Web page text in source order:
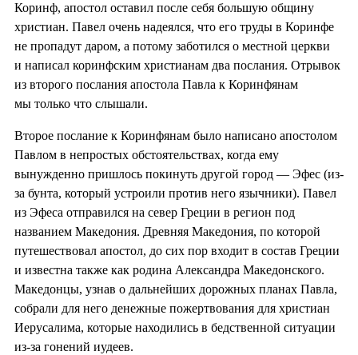
Коринф, апостол оставил после себя большую общину
христиан. Павел очень надеялся, что его труды в Коринфе
не пропадут даром, а потому заботился о местной церкви
и написал коринфским христианам два послания. Отрывок
из второго послания апостола Павла к Коринфянам
мы только что слышали.
Второе послание к Коринфянам было написано апостолом
Павлом в непростых обстоятельствах, когда ему
вынужденно пришлось покинуть другой город — Эфес (из-
за бунта, который устроили против него язычники). Павел
из Эфеса отправился на север Греции в регион под
названием Македония. Древняя Македония, по которой
путешествовал апостол, до сих пор входит в состав Греции
и известна также как родина Александра Македонского.
Македонцы, узнав о дальнейших дорожных планах Павла,
собрали для него денежные пожертвования для христиан
Иерусалима, которые находились в бедственной ситуации
из-за гонений иудеев.